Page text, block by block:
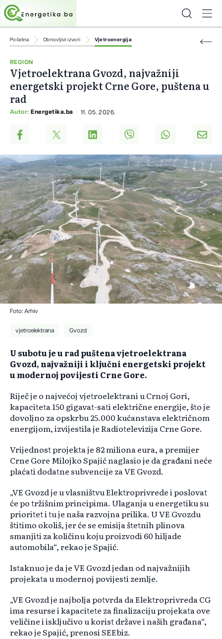
Početna Obnovljivi izvori Vjetroenergija
REGION
Vjetroelektrana Gvozd, najvažniji
energetski projekt Crne Gore, puštena u
rad
Autor: Energetika.ba 11. 05. 2026.
Foto: Arhiv
vjetroelektrana Gvozd
U subotu je u rad puštena vjetroelektrana
Gvozd, najvažniji i ključni energetski projekt
u modernoj povijesti Crne Gore.
Riječ je o najvećoj vjetroelektrani u Crnoj Gori,
kapaciteta 150 gigavat-sati električne energije, što je
dovoljno za opskrbu 25.000 kućanstava električnom
energijom, izvijestila je Radiotelevizija Crne Gore.
Vrijednost projekta je 82 miliona eura, a premijer
Crne Gore Milojko Spajić naglasio je da građani neće
plaćati dodatne subvencije za VE Gvozd.
„VE Gvozd je u vlasništvu Elektroprivrede i poslovat
će po tržišnim principima. Ulaganja u energetiku su
prioritet i tu je naša razvojna prilika. U VE Gvozdu
štitimo okoliš, jer će se emisija štetnih plinova
smanjiti za količinu koju proizvodi 60 hiljade
automobila“, rekao je Spajić.
Istaknuo je da je VE Gvozd jedan od najvažnijih
projekata u modernoj povijesti zemlje.
„VE Gvozd je najbolja potvrda da Elektroprivreda CG
ima resurse i kapacitete za finalizaciju projekata ove
veličine i isključivo u korist države i naših građana“,
rekao je Spajić, prenosi SEEbiz.